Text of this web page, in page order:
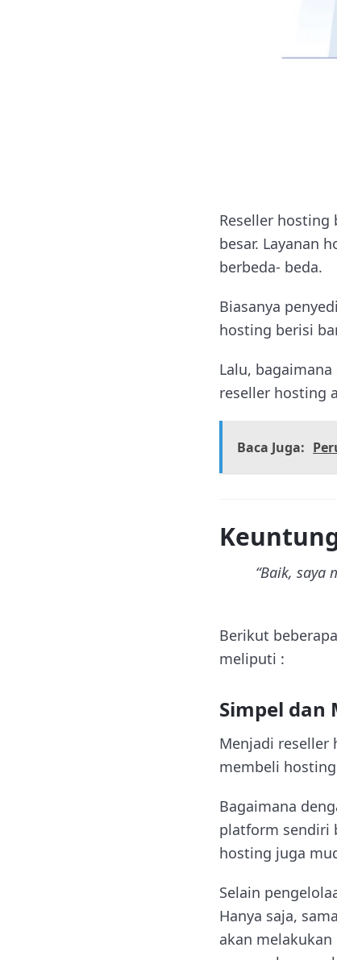
Reseller
besar. Layanan
berbeda- beda.
Biasanya
hosting berisi
Lalu,
reseller hosting
Baca Juga:
“Baik, saya
Berikut
meliputi :
Simpel dan
Menjadi reseller
membeli
Bagaimana
platform sendiri
hosting juga
Selain
Hanya saja,
akan